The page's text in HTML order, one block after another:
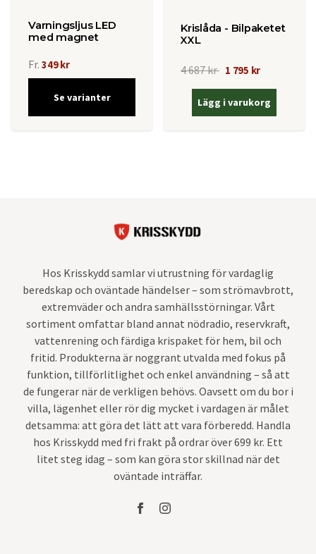
Varningsljus LED
med magnet
Fr. 349 kr
Se varianter
Krislåda - Bilpaketet
XXL
4 687 kr 1 795 kr
Lägg i varukorg
Hos Krisskydd samlar vi utrustning för vardaglig
beredskap och oväntade händelser – som strömavbrott,
extremväder och andra samhällsstörningar. Vårt
sortiment omfattar bland annat nödradio, reservkraft,
vattenrening och färdiga krispaket för hem, bil och
fritid. Produkterna är noggrant utvalda med fokus på
funktion, tillförlitlighet och enkel användning – så att
de fungerar när de verkligen behövs. Oavsett om du bor i
villa, lägenhet eller rör dig mycket i vardagen är målet
detsamma: att göra det lätt att vara förberedd. Handla
hos Krisskydd med fri frakt på ordrar över 699 kr. Ett
litet steg idag – som kan göra stor skillnad när det
oväntade inträffar.